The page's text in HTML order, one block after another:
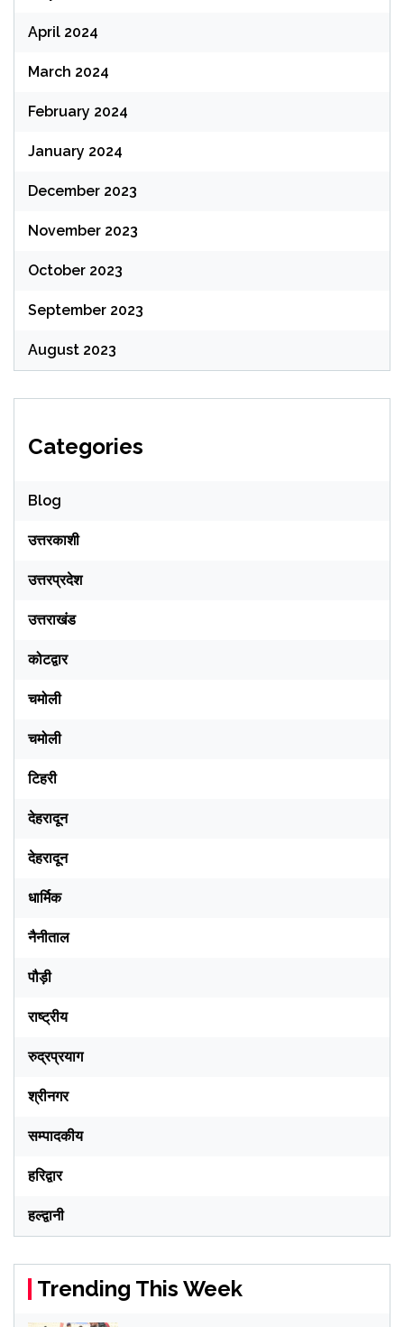
April 2024
March 2024
February 2024
January 2024
December 2023
November 2023
October 2023
September 2023
August 2023
Categories
Blog
उत्तरकाशी
उत्तरप्रदेश
उत्तराखंड
कोटद्वार
चमोली
चमोली
टिहरी
देहरादून
देहरादून
धार्मिक
नैनीताल
पौड़ी
राष्ट्रीय
रुद्रप्रयाग
श्रीनगर
सम्पादकीय
हरिद्वार
हल्द्वानी
Trending This Week